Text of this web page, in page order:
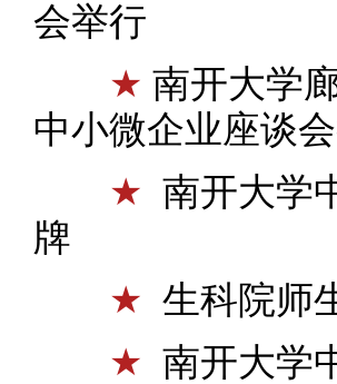
会举行
★ 南开大学
中小微企业座谈
★ 南开大学
牌
★ 生科院师
★ 南开大学